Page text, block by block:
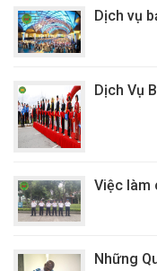
Dịch vụ
Dịch Vụ
Việc làm
Những